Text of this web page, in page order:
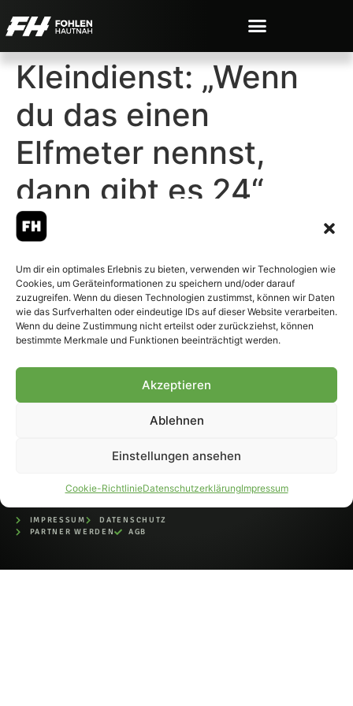
Um dir ein optimales Erlebnis zu bieten, verwenden wir Technologien wie
Cookies, um Geräteinformationen zu speichern und/oder darauf
zuzugreifen. Wenn du diesen Technologien zustimmst, können wir Daten
wie das Surfverhalten oder eindeutige IDs auf dieser Website verarbeiten.
Wenn du deine Zustimmung nicht erteilst oder zurückziehst, können
bestimmte Merkmale und Funktionen beeinträchtigt werden.
Akzeptieren
Ablehnen
Einstellungen ansehen
Cookie-RichtlinieDatenschutzerklärungImpressum
Kleindienst: „Wenn
du das einen
Elfmeter nennst,
dann gibt es 24“
© 2007-2026 Fohlen-Hautnah.de
– Alle rechte vorbehalten.
Fohlen-Hautnah.de ist ein
offiziell eingetragenes Magazin
IMPRESSUM
DATENSCHUTZ
PARTNER WERDEN
AGB